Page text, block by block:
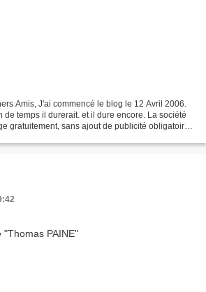
Amis, J'ai commencé le blog le 12 Avril 2006.
de temps il durerait. et il dure encore. La société
gratuitement, sans ajout de publicité obligatoire,